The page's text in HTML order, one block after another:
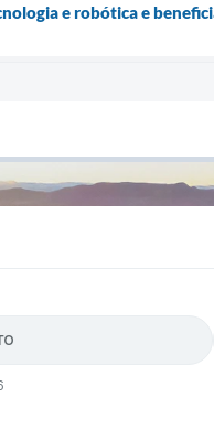
e robótica e